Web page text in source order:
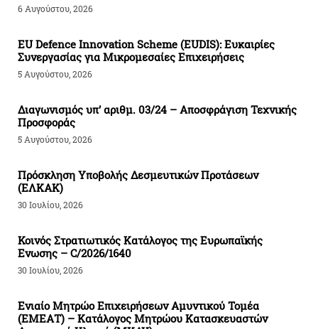
6 Αυγούστου, 2026
EU Defence Innovation Scheme (EUDIS): Ευκαιρίες
Συνεργασίας για Μικρομεσαίες Επιχειρήσεις
5 Αυγούστου, 2026
Διαγωνισμός υπ’ αριθμ. 03/24 – Αποσφράγιση Τεχνικής
Προσφοράς
5 Αυγούστου, 2026
Πρόσκληση Υποβολής Δεσμευτικών Προτάσεων
(ΕΛΚΑΚ)
30 Ιουλίου, 2026
Κοινός Στρατιωτικός Κατάλογος της Ευρωπαϊκής
Ενωσης – C/2026/1640
30 Ιουλίου, 2026
Ενιαίο Μητρώο Επιχειρήσεων Αμυντικού Τομέα
(ΕΜΕΑΤ) – Κατάλογος Μητρώου Κατασκευαστών